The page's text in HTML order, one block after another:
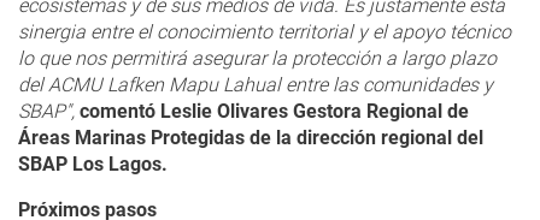
ecosistemas y de sus medios de vida. Es justamente esta
sinergia entre el conocimiento territorial y el apoyo técnico
lo que nos permitirá asegurar la protección a largo plazo
del ACMU Lafken Mapu Lahual entre las comunidades y
SBAP", comentó Leslie Olivares Gestora Regional de
Áreas Marinas Protegidas de la dirección regional del
SBAP Los Lagos.
Próximos pasos